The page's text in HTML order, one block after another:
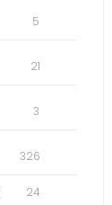
5
21
3
326
24